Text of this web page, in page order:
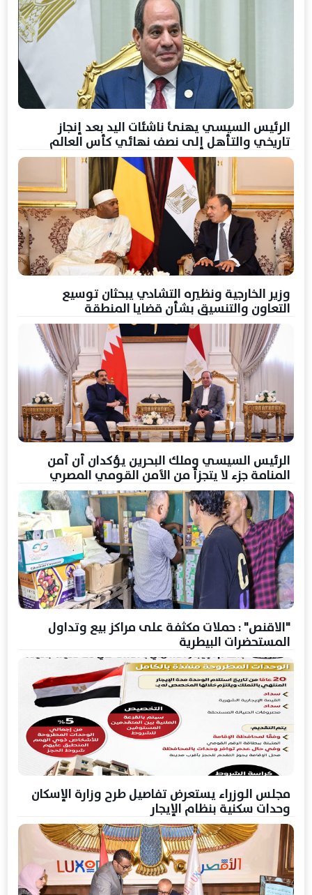
الرئيس السيسي يهنئ ناشئات اليد بعد إنجاز
تاريخي والتأهل إلى نصف نهائي كأس العالم
وزير الخارجية ونظيره التشادي يبحثان توسيع
التعاون والتنسيق بشأن قضايا المنطقة
الرئيس السيسي وملك البحرين يؤكدان أن أمن
المنامة جزء لا يتجزأ من الأمن القومي المصري
"الاقنص" : حملات مكثفة على مراكز بيع وتداول
المستحضرات البيطرية
مجلس الوزراء يستعرض تفاصيل طرح وزارة الإسكان
وحدات سكنية بنظام الإيجار